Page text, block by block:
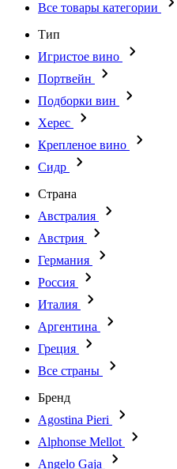
Все товары категории
Тип
Игристое вино
Портвейн
Подборки вин
Херес
Крепленое вино
Сидр
Страна
Австралия
Австрия
Германия
Россия
Италия
Аргентина
Греция
Все страны
Бренд
Agostina Pieri
Alphonse Mellot
Angelo Gaja